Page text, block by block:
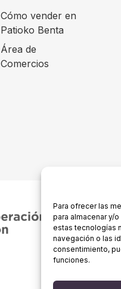
Para ofrecer las
para almacenar y/
estas tecnologías
navegación o las
consentimiento,
funciones.
Cómo vender en
Patioko Benta
Área de
Comercios